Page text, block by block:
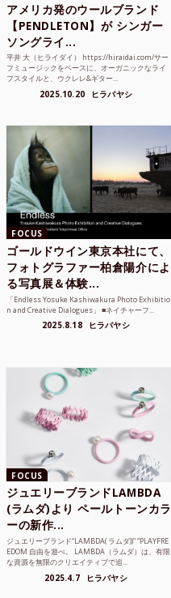
アメリカ発のウールブランド
【PENDLETON】が シンガー
ソングライ...
平井 大（ヒライダイ） https://hiraidai.com/サー
フミュージックをベースに、オーガニックなライ
フスタイルと、ウクレレ&ギター...
2025.10.20 ヒラバヤシ
FOCUS
ゴールドウイン東京本社にて、
フォトグラファー柏倉陽介によ
る写真展＆体験...
「Endless Yosuke Kashiwakura Photo Exhibitio
n and Creative Dialogues」 ■ネイチャーフ...
2025.8.18 ヒラバヤシ
FOCUS
ジュエリーブランドLAMBDA
(ラムダ)より ペールトーンカラ
ーの新作...
ジュエリーブランド“LAMBDA( ラムダ))” “PLAYFRE
EDOM 自由を遊べ。 LAMBDA（ラムダ）は、有限
な資源を無限のクリエイティブで追...
2025.4.7 ヒラバヤシ